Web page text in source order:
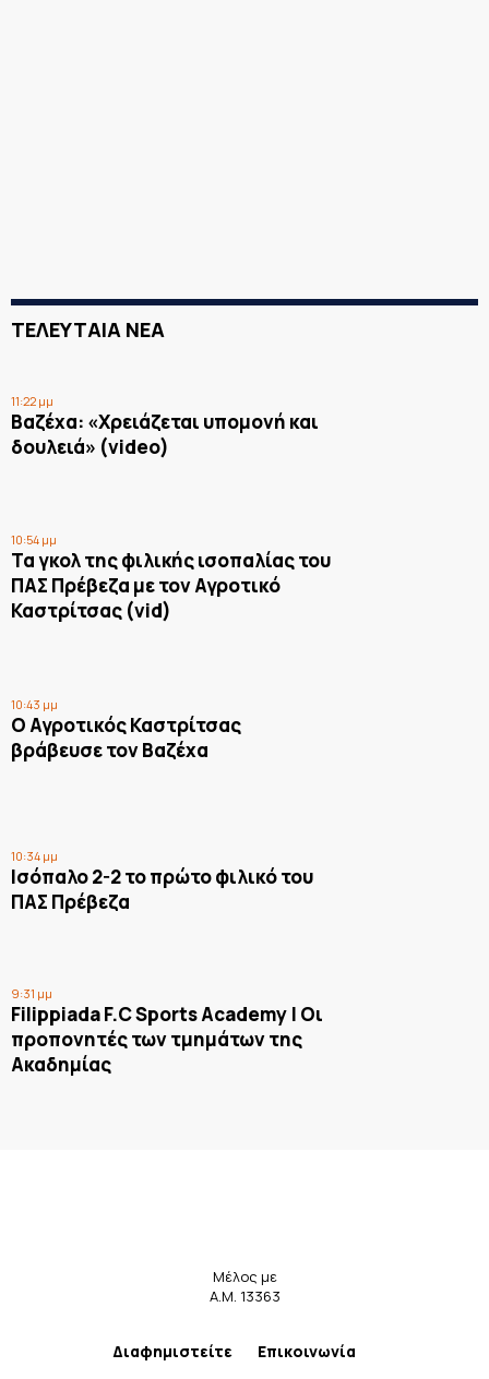
ΤΕΛΕΥΤΑΙΑ ΝΕΑ
11:22 μμ
Βαζέχα: «Χρειάζεται υπομονή και
δουλειά» (video)
10:54 μμ
Τα γκολ της φιλικής ισοπαλίας του
ΠΑΣ Πρέβεζα με τον Αγροτικό
Καστρίτσας (vid)
10:43 μμ
Ο Αγροτικός Καστρίτσας
βράβευσε τον Βαζέχα
10:34 μμ
Ισόπαλο 2-2 το πρώτο φιλικό του
ΠΑΣ Πρέβεζα
9:31 μμ
Filippiada F.C Sports Academy | Οι
προπονητές των τμημάτων της
Ακαδημίας
Μέλος με
Α.Μ. 13363
Διαφημιστείτε Επικοινωνία